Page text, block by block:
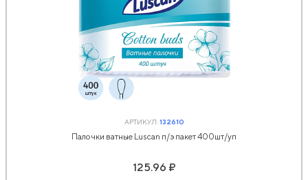
АРТИКУЛ:132610
Палочки ватные Luscan п/э пакет 400шт/уп
125.96 ₽